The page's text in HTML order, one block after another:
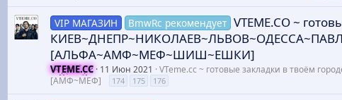
VIP МАГАЗИН BmwRc рекомендует VTEME.CO ~
[АЛЬФА~АМФ~МЕФ~ШИШ~ЕШКИ]
VTEME.CC 11 Июн 2021
VTeme.cc ~ готовые закладки в твоём
[АМФ~МЕФ]
174 175 176